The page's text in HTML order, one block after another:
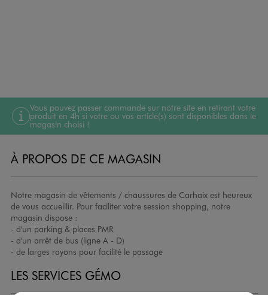
Vous pouvez passer commande sur notre site en retirant votre
produit en 4h si votre ou vos article(s) sont disponibles dans le
magasin choisi !
À PROPOS DE CE MAGASIN
Notre magasin de vêtements / chaussures de Carhaix est heureux
de vous accueillir. Pour faciliter votre session shopping, notre
magasin dispose :
- d'un parking & places PMR
- d'un arrêt de bus (ligne A - D)
- de larges rayons pour facilité le passage
LES SERVICES GÉMO